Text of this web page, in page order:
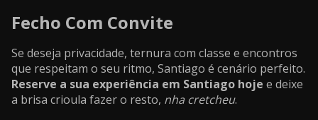
Fecho Com Convite
Se deseja privacidade, ternura com classe e encontros
que respeitam o seu ritmo, Santiago é cenário perfeito.
Reserve a sua experiência em Santiago hoje e deixe
a brisa crioula fazer o resto, nha cretcheu.